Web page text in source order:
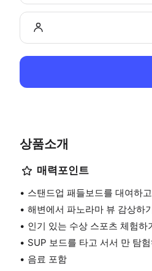
상품소개
매력포인트
스탠드업 패들보드를 대여하
해변에서 파노라마 뷰 감상하
인기 있는 수상 스포츠 체험하
SUP 보드를 타고 서서 만 탐
음료 포함